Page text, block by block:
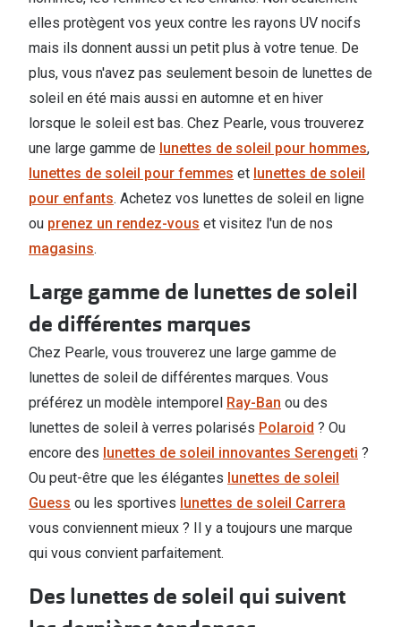
elles protègent vos yeux contre les rayons UV nocifs
mais ils donnent aussi un petit plus à votre tenue. De
plus, vous n'avez pas seulement besoin de lunettes de
soleil en été mais aussi en automne et en hiver
lorsque le soleil est bas. Chez Pearle, vous trouverez
une large gamme de lunettes de soleil pour hommes,
lunettes de soleil pour femmes et lunettes de soleil
pour enfants. Achetez vos lunettes de soleil en ligne
ou prenez un rendez-vous et visitez l'un de nos
magasins.
Large gamme de lunettes de soleil
de différentes marques
Chez Pearle, vous trouverez une large gamme de
lunettes de soleil de différentes marques. Vous
préférez un modèle intemporel Ray-Ban ou des
lunettes de soleil à verres polarisés Polaroid ? Ou
encore des lunettes de soleil innovantes Serengeti ?
Ou peut-être que les élégantes lunettes de soleil
Guess ou les sportives lunettes de soleil Carrera
vous conviennent mieux ? Il y a toujours une marque
qui vous convient parfaitement.
Des lunettes de soleil qui suivent